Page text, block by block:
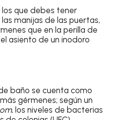
que debes tener
manijas de las puertas,
que en la perilla de
asiento de un inodoro
baño se cuenta como
gérmenes; según un
, los niveles de bacterias